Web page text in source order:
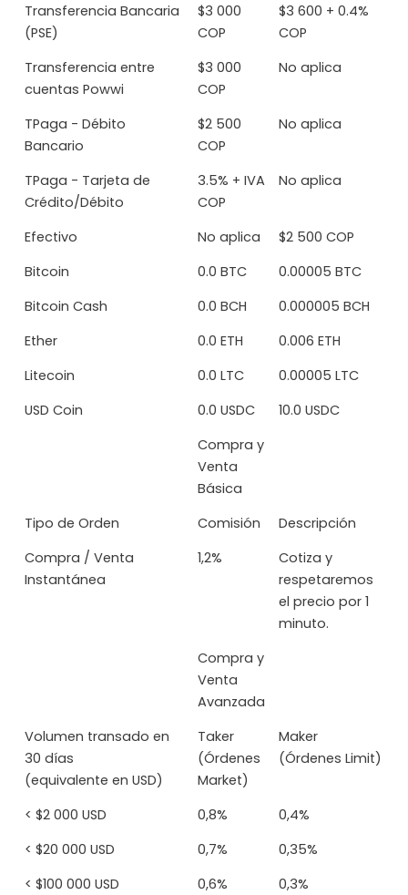
Transferencia Bancaria
(PSE)
$3 000
COP
$3 600 + 0.4%
COP
Transferencia entre
cuentas Powwi
$3 000
COP
No aplica
TPaga - Débito
Bancario
$2 500
COP
No aplica
TPaga - Tarjeta de
Crédito/Débito
3.5% + IVA
COP
No aplica
Efectivo No aplica
$2 500 COP
Bitcoin
0.0 BTC
0.00005 BTC
Bitcoin Cash
0.0 BCH
0.000005 BCH
Ether
0.0 ETH
0.006 ETH
Litecoin
0.0 LTC
0.00005 LTC
USD Coin
0.0 USDC
10.0 USDC
Compra y
Venta
Básica
Tipo de Orden
Comisión
Descripción
Compra / Venta
Instantánea
1,2%
Cotiza y
respetaremos
el precio por 1
minuto.
Compra y
Venta
Avanzada
Volumen transado en
30 días
(equivalente en USD)
Taker
(Órdenes
Market)
Maker
(Órdenes Limit)
< $2 000 USD 0,8%
0,4%
< $20 000 USD
0,7%
0,35%
< $100 000 USD
0,6%
0,3%